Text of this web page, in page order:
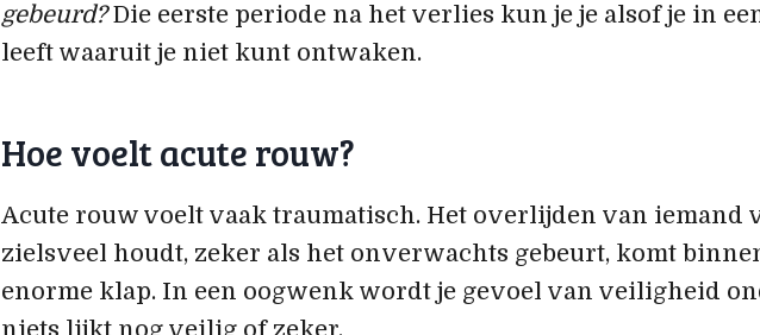
gebeurd?Die eerste periode na het verlies kun je je alsof je in
leeft waaruit je niet kunt ontwaken.
Hoe voelt acute rouw?
Acute rouw voelt vaak traumatisch. Het overlijden van iemand
zielsveel houdt, zeker als het onverwachts gebeurt, komt
enorme klap. In een oogwenk wordt je gevoel van veiligheid